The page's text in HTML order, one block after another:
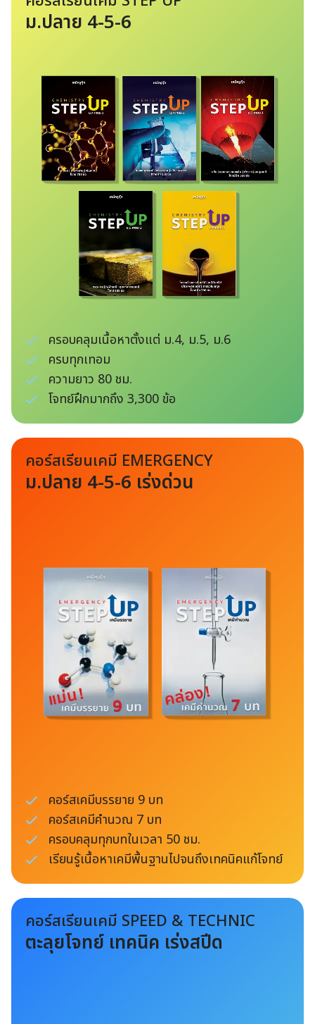
ม.ปลาย 4-5-6
ครอบคลุมเนื้อหาตั้งแต่ ม.4, ม.5, ม.6
ครบทุกเทอม
ความยาว 80 ชม.
โจทย์ฝึกมากถึง 3,300 ข้อ
คอร์สเรียนเคมี EMERGENCY
ม.ปลาย 4-5-6 เร่งด่วน
คอร์สเคมีบรรยาย 9 บท
คอร์สเคมีคำนวณ 7 บท
ครอบคลุมทุกบทในเวลา 50 ชม.
เรียนรู้เนื้อหาเคมีพื้นฐานไปจนถึงเทคนิคแก้โจทย์
คอร์สเรียนเคมี SPEED & TECHNIC
ตะลุยโจทย์ เทคนิค เร่งสปีด